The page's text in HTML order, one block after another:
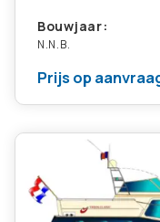
Bouwjaar:
N.N.B.
Prijs op